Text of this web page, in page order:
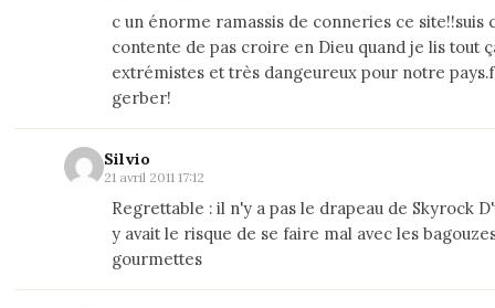
c un énorme ramassis de conneries ce site!!suis
contente de pas croire en Dieu quand je lis tout
extrémistes et très dangeureux pour notre
gerber!
Silvio
21 avril 2011 17:12
Regrettable : il n'y a pas le drapeau de Skyrock
y avait le risque de se faire mal avec les
gourmettes